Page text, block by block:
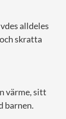
alldeles
skratta
värme, sitt
barnen.